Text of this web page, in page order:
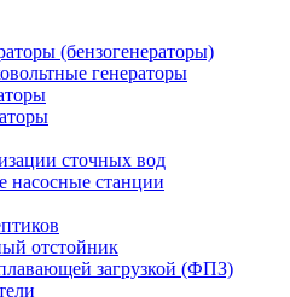
(бензогенераторы)
генераторы
сточных вод
насосные станции
отстойник
загрузкой (ФПЗ)